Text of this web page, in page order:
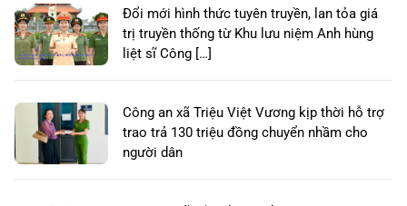
Đổi mới hình thức tuyên truyền, lan tỏa giá
trị truyền thống từ Khu lưu niệm Anh hùng
liệt sĩ Công […]
Công an xã Triệu Việt Vương kịp thời hỗ trợ
trao trả 130 triệu đồng chuyển nhầm cho
người dân